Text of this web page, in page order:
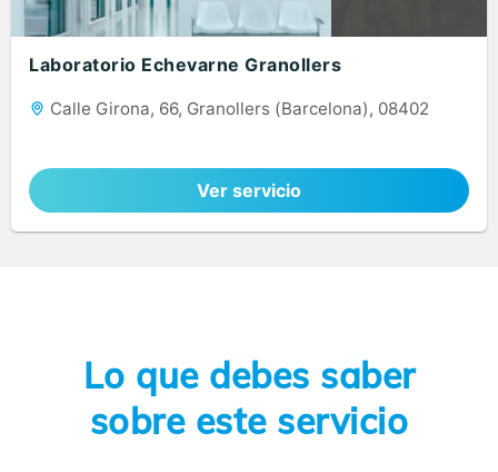
Laboratorio Echevarne Granollers
Calle Girona, 66, Granollers (Barcelona), 08402
Ver servicio
Lo que debes saber
sobre este servicio